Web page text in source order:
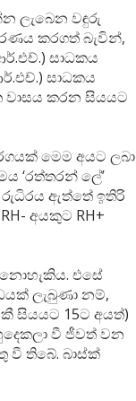
ලැබෙන වඳුරු
කරගත් බැවින්,
සාධකය
සාධකය
කරන සියයට
මෙම අයට ලබා
‘රත්තරන් ලේ’
ඇත්තේ ඉතිරි
අයකුට RH+
එසේ
ලැබුණා නම්,
සියයට 15ට අයත්)
වී ජීවත් වන
වී තිබේ. බාස්ක්